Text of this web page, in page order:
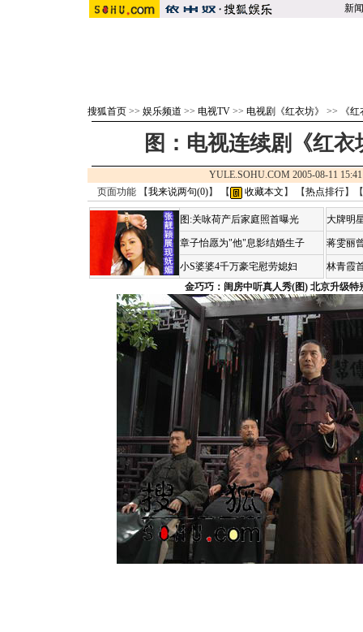
新闻
搜狐首页 >> 娱乐频道 >> 电视TV >> 电视剧《红衣坊》 >> 《
图：电视连续剧《红衣
YULE.SOHU.COM 2005-08-11
页面功能 【我来说两句(0)】 【 收藏本文 】 【热点排行】【
图:关咏荷产后家庭照首曝光
章子怡愿为"他"息影结婚生子
小S婆婆4千万豪宅慰劳媳妇
大牌明
蒋雯丽
林青霞
金巧巧：闺房中听真人秀(图) 北京升级特